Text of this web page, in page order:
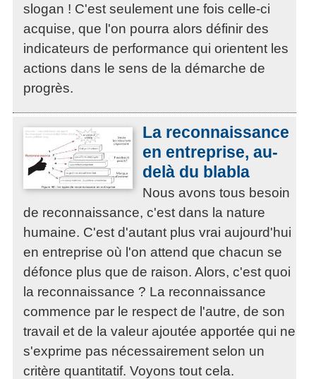
slogan ! C'est seulement une fois celle-ci
acquise, que l'on pourra alors définir des
indicateurs de performance qui orientent les
actions dans le sens de la démarche de
progrès.
La reconnaissance
en entreprise, au-
delà du blabla
Nous avons tous besoin
de reconnaissance, c'est dans la nature
humaine. C'est d'autant plus vrai aujourd'hui
en entreprise où l'on attend que chacun se
défonce plus que de raison. Alors, c'est quoi
la reconnaissance ? La reconnaissance
commence par le respect de l'autre, de son
travail et de la valeur ajoutée apportée qui ne
s'exprime pas nécessairement selon un
critère quantitatif. Voyons tout cela.